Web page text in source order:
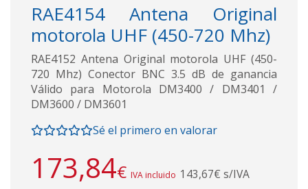
RAE4154 Antena Original
motorola UHF (450-720 Mhz)
RAE4152 Antena Original motorola UHF (450-
720 Mhz) Conector BNC 3.5 dB de ganancia
Válido para Motorola DM3400 / DM3401 /
DM3600 / DM3601
Sé el primero en valorar
173,84€ IVA incluido 143,67€ s/IVA